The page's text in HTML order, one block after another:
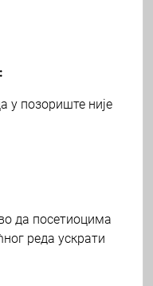
у позориште није
да посетиоцима
реда ускрати